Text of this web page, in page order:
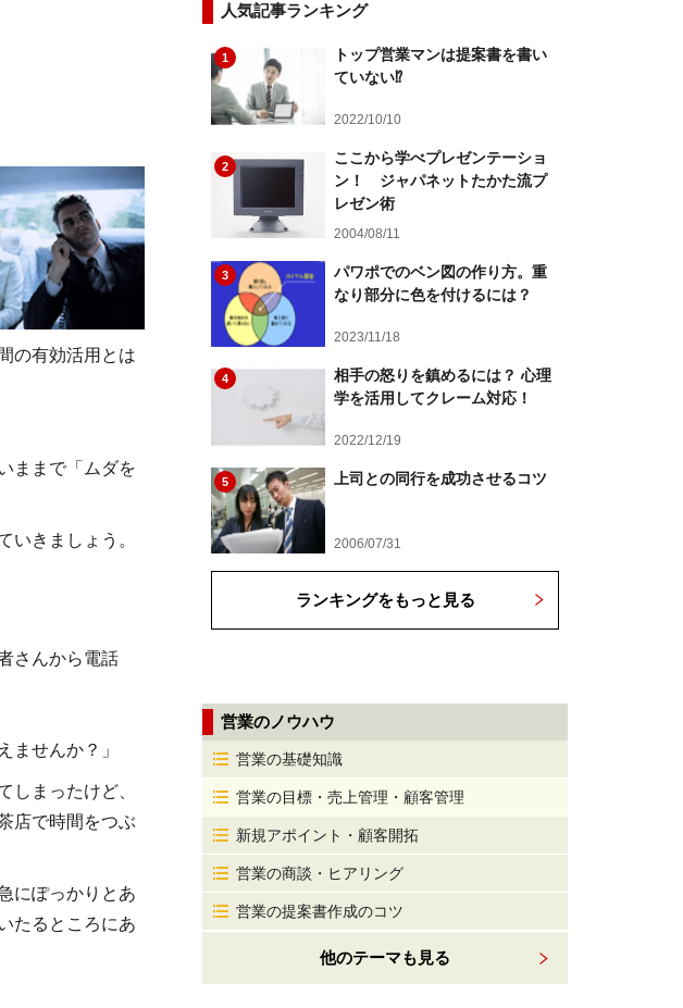
の有効活用とは
ままで「ムダを
いきましょう。
さんから電話
ませんか？」
しまったけど、
店で時間をつぶ
にぽっかりとあ
たるところにあ
人気記事ランキング
1
トップ営業マンは提案書を書い
ていない⁉︎
2022/10/10
2
ここから学べプレゼンテーショ
ン！ ジャパネットたかた流プ
レゼン術
2004/08/11
3
パワポでのベン図の作り方。重
なり部分に色を付けるには？
2023/11/18
4
相手の怒りを鎮めるには？ 心理
学を活用してクレーム対応！
2022/12/19
5 上司との同行を成功させるコツ
2006/07/31
ランキングをもっと見る
営業のノウハウ
営業の基礎知識
営業の目標・売上管理・顧客管理
新規アポイント・顧客開拓
営業の商談・ヒアリング
営業の提案書作成のコツ
他のテーマも見る